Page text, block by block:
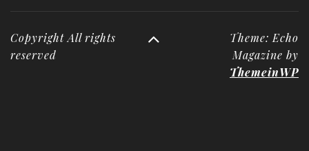
Copyright All rights
reserved
Theme: Echo
Magazine by
ThemeinWP